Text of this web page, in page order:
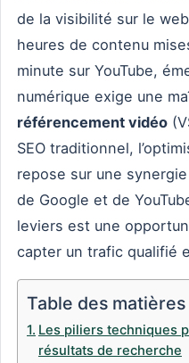
de la visibilité sur le
heures de contenu
minute sur YouTube,
numérique exige une
référencement vidéo
SEO traditionnel,
repose sur une
de Google et de
leviers est une
capter un trafic qualifié
Table des matières
Les piliers techniques
résultats de recherche